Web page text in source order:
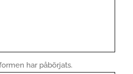
har påbörjats.